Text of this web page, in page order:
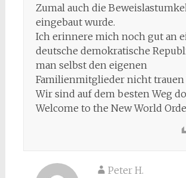
Zumal auch die
eingebaut wurde.
Ich erinnere mich noch gut an
deutsche demokratische
man selbst den eigenen
Familienmitglieder nicht trauen
Wir sind auf dem besten Weg
Welcome to the New World
Peter H.